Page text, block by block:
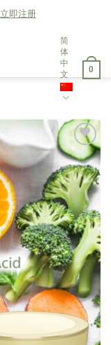
立即注册
简
体
中
文
0
添加
到愿
望清
单